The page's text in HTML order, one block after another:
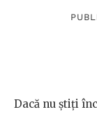
Dacă nu știți